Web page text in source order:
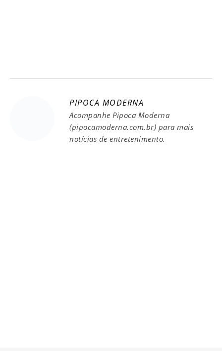
PIPOCA MODERNA
Acompanhe Pipoca Moderna
(pipocamoderna.com.br) para mais
notícias de entretenimento.